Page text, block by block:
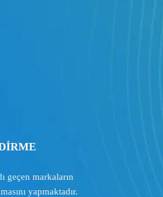
geçen markaların
yapmaktadır.